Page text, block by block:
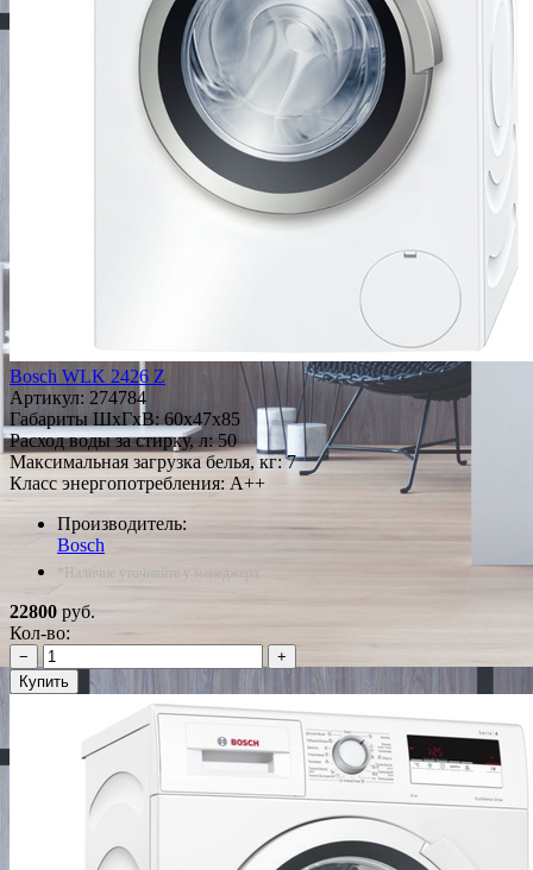
Bosch WLK 2426 Z
Артикул: 274784
Габариты ШxГxВ: 60x47x85
Расход воды за стирку, л: 50
Максимальная загрузка белья, кг: 7
Класс энергопотребления: A++
Производитель:
Bosch
*Наличие уточняйте у менеджера
22800 руб.
Кол-во:
−
+
Купить